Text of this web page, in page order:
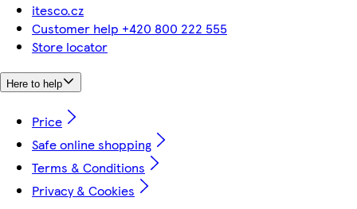
itesco.cz
Customer help +420 800 222 555
Store locator
Here to help
Price
Safe online shopping
Terms & Conditions
Privacy & Cookies